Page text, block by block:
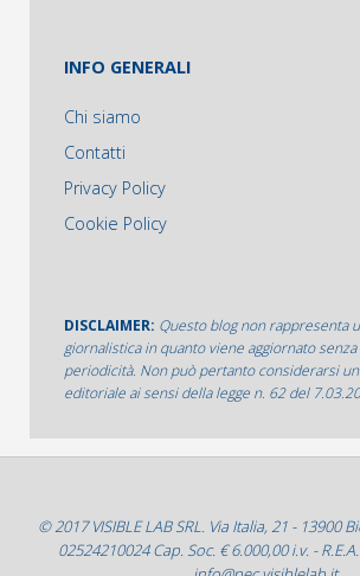
INFO GENERALI
Chi siamo
Contatti
Privacy Policy
Cookie Policy
DISCLAIMER: Questo blog non rappresenta
giornalistica in quanto viene aggiornato senza
periodicità. Non può pertanto considerarsi
editoriale ai sensi della legge n. 62 del
© 2017 VISIBLE LAB SRL. Via Italia, 21 - 13900
02524210024 Cap. Soc. € 6.000,00 i.v. -